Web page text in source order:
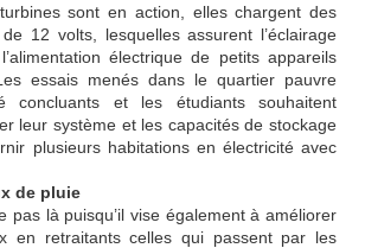
sont en action, elles chargent des
12 volts, lesquelles assurent l’éclairage
électrique de petits appareils
essais menés dans le quartier pauvre
concluants et les étudiants souhaitent
leur système et les capacités de stockage
plusieurs habitations en électricité avec
de pluie
pas là puisqu’il vise également à améliorer
en retraitants celles qui passent par les